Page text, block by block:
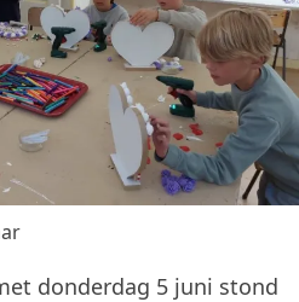
donderdag 5 juni stond